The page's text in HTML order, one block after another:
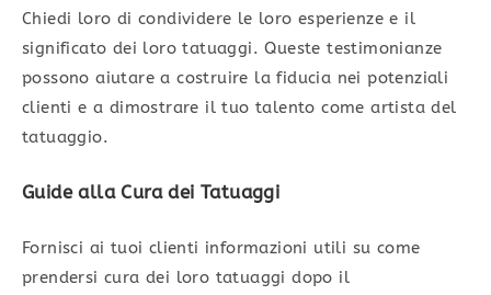
Chiedi loro di condividere le loro esperienze e il
significato dei loro tatuaggi. Queste testimonianze
possono aiutare a costruire la fiducia nei potenziali
clienti e a dimostrare il tuo talento come artista del
tatuaggio.
Guide alla Cura dei Tatuaggi
Fornisci ai tuoi clienti informazioni utili su come
prendersi cura dei loro tatuaggi dopo il